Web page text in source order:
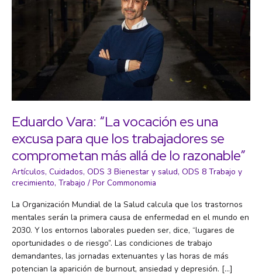
Eduardo Vara: “La vocación es una
excusa para que los trabajadores se
comprometan más allá de lo razonable”
Artículos, Cuidados, ODS 3 Bienestar y salud, ODS 8 Trabajo y
crecimiento, Trabajo / Por Commonomia
La Organización Mundial de la Salud calcula que los trastornos
mentales serán la primera causa de enfermedad en el mundo en
2030. Y los entornos laborales pueden ser, dice, “lugares de
oportunidades o de riesgo”. Las condiciones de trabajo
demandantes, las jornadas extenuantes y las horas de más
potencian la aparición de burnout, ansiedad y depresión. […]